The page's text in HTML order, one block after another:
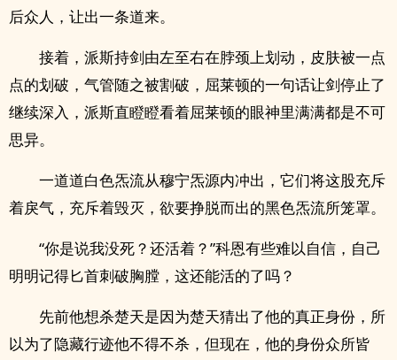
后众人，让出一条道来。
接着，派斯持剑由左至右在脖颈上划动，皮肤被一点
点的划破，气管随之被割破，屈莱顿的一句话让剑停止了
继续深入，派斯直瞪瞪看着屈莱顿的眼神里满满都是不可
思异。
一道道白色炁流从穆宁炁源内冲出，它们将这股充斥
着戾气，充斥着毁灭，欲要挣脱而出的黑色炁流所笼罩。
“你是说我没死？还活着？”科恩有些难以自信，自己
明明记得匕首刺破胸膛，这还能活的了吗？
先前他想杀楚天是因为楚天猜出了他的真正身份，所
以为了隐藏行迹他不得不杀，但现在，他的身份众所皆